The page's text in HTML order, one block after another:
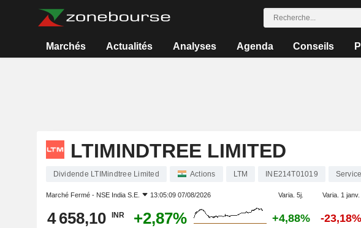
Marchés Actualités Analyses Agenda Conseils
LTIMINDTREE LIMITED
Dividende LTIMindtree Limited Actions LTM INE214T01019
Marché Fermé - NSE India S.E. 13:05:09 07/08/2026 Varia. 5j. Varia. 1 janv.
4 658,10 INR +2,87% +4,88% -23,18%